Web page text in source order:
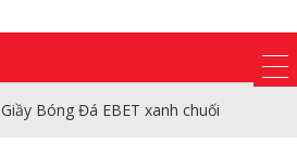
Giầy Bóng Đá EBET xanh chuối